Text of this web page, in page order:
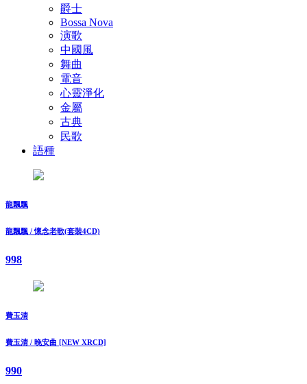
爵士
Bossa Nova
演歌
中國風
舞曲
電音
心靈淨化
金屬
古典
民歌
語種
龍飄飄
龍飄飄 / 懷念老歌(套裝4CD)
998
費玉清
費玉清 / 晚安曲 [NEW XRCD]
990